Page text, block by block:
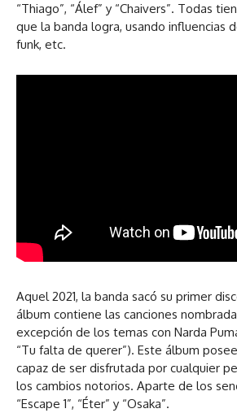
“Thiago”, “Álef” y “Chaivers”. Todas
que la banda logra, usando influencias
funk, etc.
Aquel 2021, la banda sacó su primer
álbum contiene las canciones
excepción de los temas con Narda
“Tu falta de querer”). Este álbum
capaz de ser disfrutada por cualquier
los cambios notorios. Aparte de los
“Escape 1”, “Éter” y “Osaka”.